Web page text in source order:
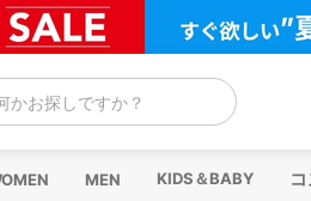
かお探しですか？
MEN KIDS＆BABY